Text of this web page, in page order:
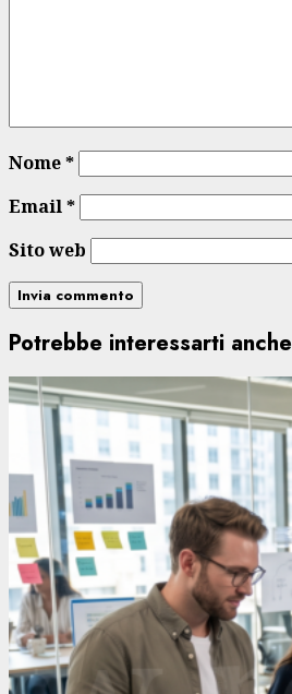
Nome*
Email*
Sito web
Potrebbe interessarti anche